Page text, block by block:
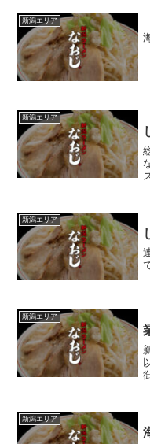
新潟エリア
新潟エリア
新潟エリア
新潟エリア
新潟エリア